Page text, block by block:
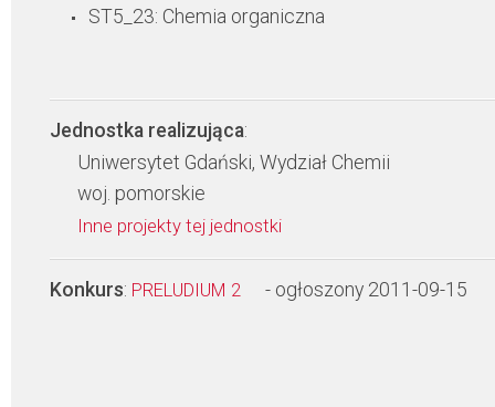
ST5_23: Chemia organiczna
Jednostka realizująca:
Uniwersytet Gdański, Wydział Chemii
woj. pomorskie
Inne projekty tej jednostki
Konkurs: PRELUDIUM 2 - ogłoszony 2011-09-15